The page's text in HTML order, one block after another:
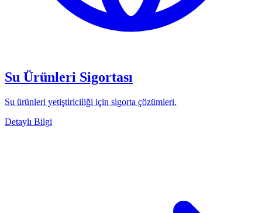
Su Ürünleri Sigortası
Su ürünleri yetiştiriciliği için sigorta çözümleri.
Detaylı Bilgi